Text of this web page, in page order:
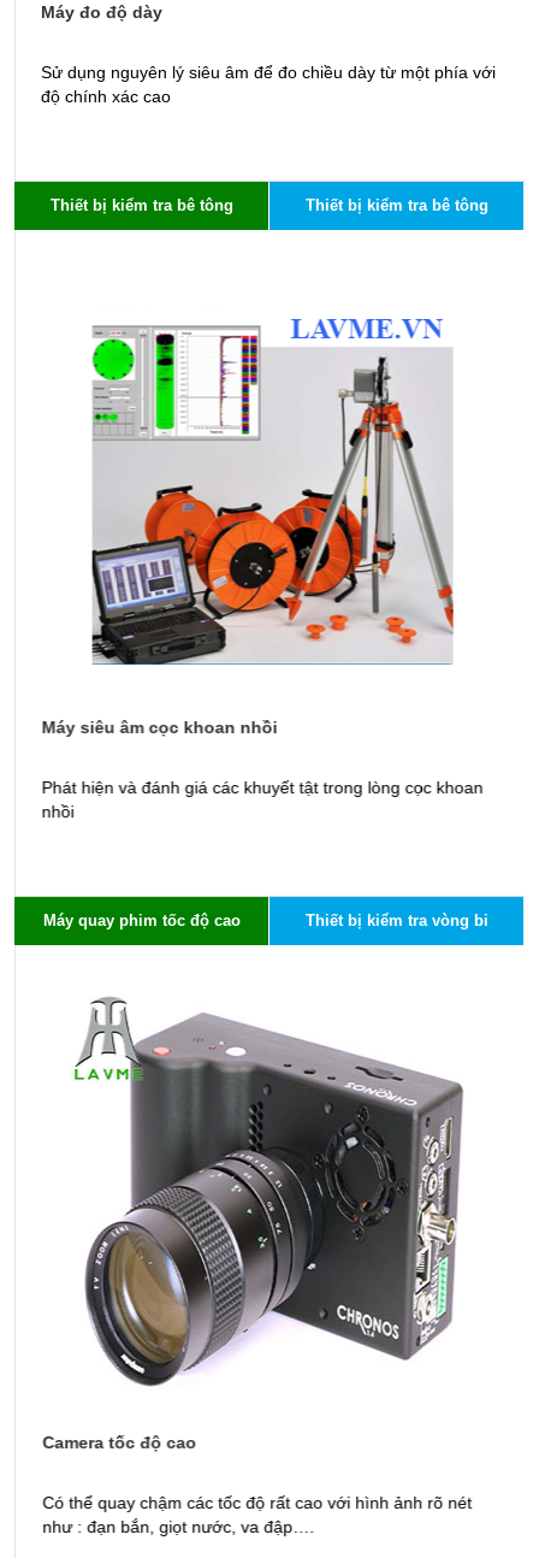
Máy đo độ dày
Sử dụng nguyên lý siêu âm để đo chiều dày từ một phía với
độ chính xác cao
Thiết bị kiểm tra bê tông Thiết bị kiểm tra bê tông
Máy siêu âm cọc khoan nhồi
Phát hiện và đánh giá các khuyết tật trong lòng cọc khoan
nhồi
Máy quay phim tốc độ cao Thiết bị kiểm tra vòng bi
Camera tốc độ cao
Có thể quay chậm các tốc độ rất cao với hình ảnh rõ nét
như : đạn bắn, giọt nước, va đập….